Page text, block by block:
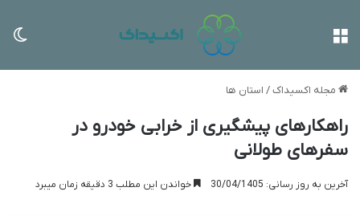
مجله اکسیداک/ استان ها
راهکارهای پیشگیری از خرابی خودرو در
سفرهای طولانی
آخرین به روز رسانی: 30/04/1405 خواندن این مطلب 3 دقیقه زمان میبرد